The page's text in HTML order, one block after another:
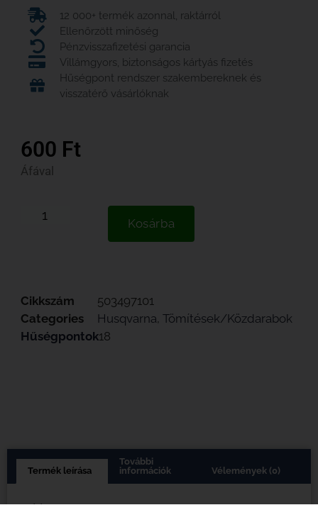
12 000+ termék azonnal, raktárról
Ellenőrzött minőség
Pénzvisszafizetési garancia
Villámgyors, biztonságos kártyás fizetés
Hűségpont rendszer szakembereknek és
visszatérő vásárlóknak
600 Ft
Áfával
Kosárba
Cikkszám
503497101
Categories
Husqvarna, Tömítések/Közdarabok
Hűségpontok18
Termék leírása
További
információk
Vélemények (0)
Leírás